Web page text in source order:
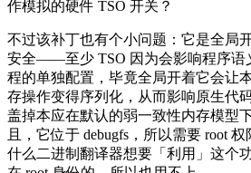
作模拟的硬件 TSO 开关？
不过该补丁也有个小问题：它是全局
安全——至少 TSO 因为会影响程序语
程的单独配置，毕竟全局开着它会让
存操作变得序列化，从而影响原生代
盖掉本应在默认的弱一致性内存模型
且，它位于 debugfs，所以需要 root
什么二进制翻译器想要「利用」这个